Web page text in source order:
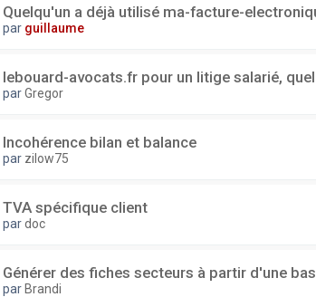
Quelqu'un a déjà utilisé ma-facture-
par guillaume
lebouard-avocats.fr pour un litige salarié,
parGregor
Incohérence bilan et balance
par zilow75
TVA spécifique client
pardoc
Générer des fiches secteurs à partir d'une
par Brandi